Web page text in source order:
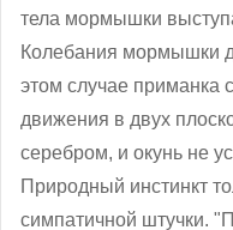
тела мормышки
Колебания мормышки
этом случае приманка
движения в двух
серебром, и окунь не
Природный инстинкт
симпатичной штучки.